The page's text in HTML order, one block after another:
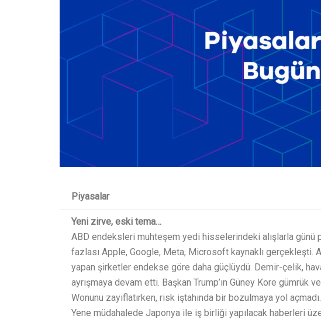
Piyasalar
Yeni zirve, eski tema…
ABD endeksleri muhteşem yedi hisselerindeki alışlarla günü
fazlası Apple, Google, Meta, Microsoft kaynaklı gerçekleşti.
yapan şirketler endekse göre daha güçlüydü. Demir-çelik,
ayrışmaya devam etti. Başkan Trump’ın Güney Kore gümrük
Wonunu zayıflatırken, risk iştahında bir bozulmaya yol açmadı.
Yene müdahalede Japonya ile iş birliği yapılacak haberleri